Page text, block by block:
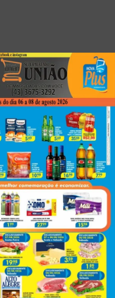
Next
UEM Divulga Lista De Aprovados No Vestibular De Verão Nesta Sexta-Feira
(43) 991545950